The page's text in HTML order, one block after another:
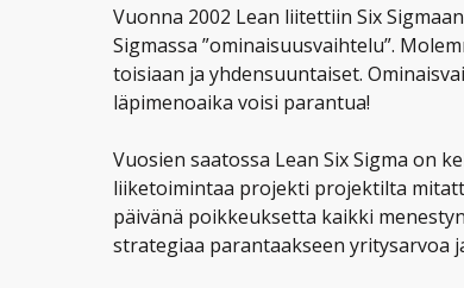
Vuonna 2002 Lean liitettiin Six
Sigmassa ”ominaisuusvaihtelu”.
toisiaan ja yhdensuuntaiset.
läpimenoaika voisi parantua!
Vuosien saatossa Lean Six Sigma on
liiketoimintaa projekti projektilta
päivänä poikkeuksetta kaikki
strategiaa parantaakseen yritysarvoa